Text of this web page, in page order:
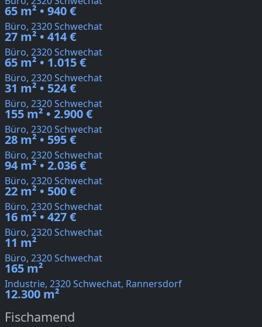
65 m² • 940 €
Büro, 2320 Schwechat
27 m² • 414 €
Büro, 2320 Schwechat
65 m² • 1.015 €
Büro, 2320 Schwechat
31 m² • 524 €
Büro, 2320 Schwechat
155 m² • 2.900 €
Büro, 2320 Schwechat
28 m² • 595 €
Büro, 2320 Schwechat
94 m² • 2.036 €
Büro, 2320 Schwechat
22 m² • 500 €
Büro, 2320 Schwechat
16 m² • 427 €
Büro, 2320 Schwechat
11 m²
Büro, 2320 Schwechat
165 m²
Industrie, 2320 Schwechat, Rannersdorf
12.300 m²
Fischamend